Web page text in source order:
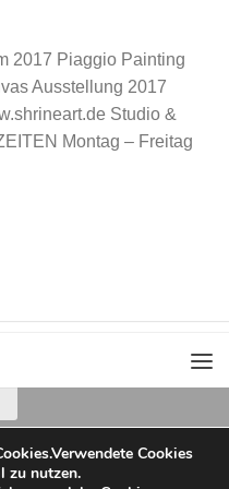
2017 Piaggio Painting
Ausstellung 2017
Studio &
Montag – Freitag
Cookies
zu nutzen.